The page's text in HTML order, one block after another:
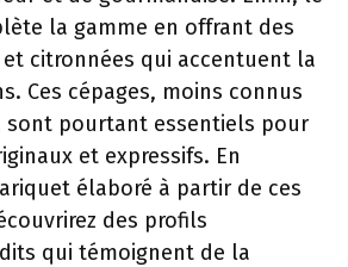
la gamme en offrant des
citronnées qui accentuent la
Ces cépages, moins connus
sont pourtant essentiels pour
et expressifs. En
élaboré à partir de ces
des profils
qui témoignent de la